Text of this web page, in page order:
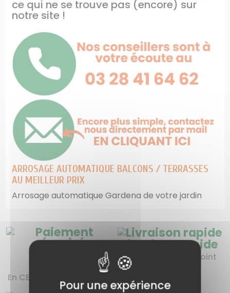
ARROSAGE AUTOMATIQUE BALCONS / TERRASSES
AU MEILLEUR PRIX
Arrosage automatique Gardena de votre jardin
ce qui ne se trouve pas (encore) sur
notre site !
En CB, en plusieurs fois, ...
Livraison rapide
A domicile ou en point
Pour une expérience